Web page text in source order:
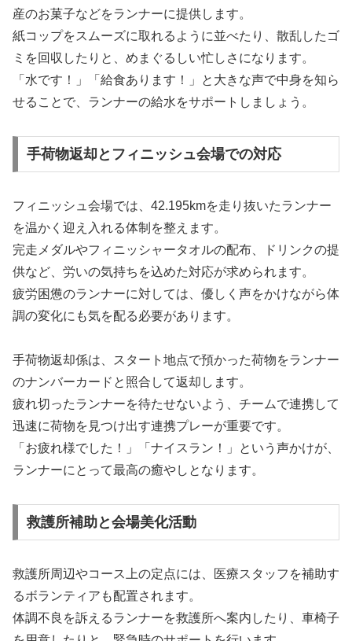
産のお菓子などをランナーに提供します。
紙コップをスムーズに取れるように並べたり、散乱したゴ
ミを回収したりと、めまぐるしい忙しさになります。
「水です！」「給食あります！」と大きな声で中身を知ら
せることで、ランナーの給水をサポートしましょう。
手荷物返却とフィニッシュ会場での対応
フィニッシュ会場では、42.195kmを走り抜いたランナー
を温かく迎え入れる体制を整えます。
完走メダルやフィニッシャータオルの配布、ドリンクの提
供など、労いの気持ちを込めた対応が求められます。
疲労困憊のランナーに対しては、優しく声をかけながら体
調の変化にも気を配る必要があります。
手荷物返却係は、スタート地点で預かった荷物をランナー
のナンバーカードと照合して返却します。
疲れ切ったランナーを待たせないよう、チームで連携して
迅速に荷物を見つけ出す連携プレーが重要です。
「お疲れ様でした！」「ナイスラン！」という声かけが、
ランナーにとって最高の癒やしとなります。
救護所補助と会場美化活動
救護所周辺やコース上の定点には、医療スタッフを補助す
るボランティアも配置されます。
体調不良を訴えるランナーを救護所へ案内したり、車椅子